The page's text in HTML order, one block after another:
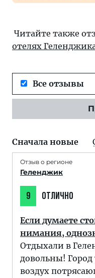
Читайте также
отелях
Все отзывы
Сначала новые
Отзыв о регионе
Геленджик
9 ОТЛИЧНО
Если думаете
нимания,
Отдыхали в
довольны!
воздух